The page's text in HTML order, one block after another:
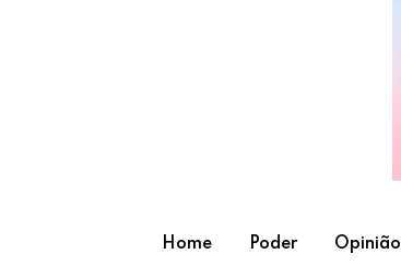
Home Poder Opinião